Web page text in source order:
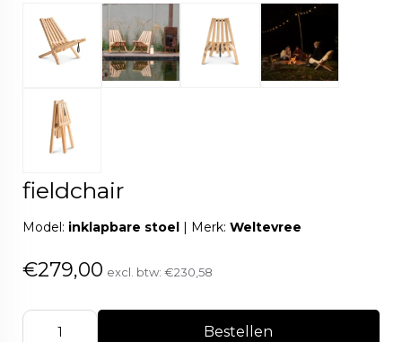
fieldchair
Model: inklapbare stoel Merk: Weltevree
€279,00 excl. btw: €230,58
Bestellen